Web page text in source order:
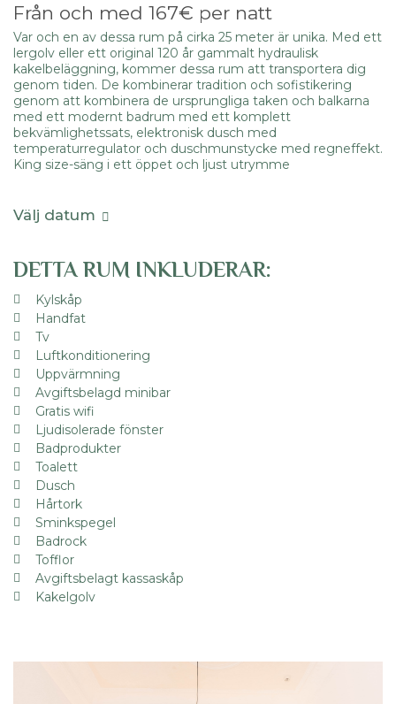
Från och med 167€ per natt
Var och en av dessa rum på cirka 25 meter är unika. Med ett
lergolv eller ett original 120 år gammalt hydraulisk
kakelbeläggning, kommer dessa rum att transportera dig
genom tiden. De kombinerar tradition och sofistikering
genom att kombinera de ursprungliga taken och balkarna
med ett modernt badrum med ett komplett
bekvämlighetssats, elektronisk dusch med
temperaturregulator och duschmunstycke med regneffekt.
King size-säng i ett öppet och ljust utrymme
Välj datum
DETTA RUM INKLUDERAR:
Kylskåp
Handfat
Tv
Luftkonditionering
Uppvärmning
Avgiftsbelagd minibar
Gratis wifi
Ljudisolerade fönster
Badprodukter
Toalett
Dusch
Hårtork
Sminkspegel
Badrock
Tofflor
Avgiftsbelagt kassaskåp
Kakelgolv